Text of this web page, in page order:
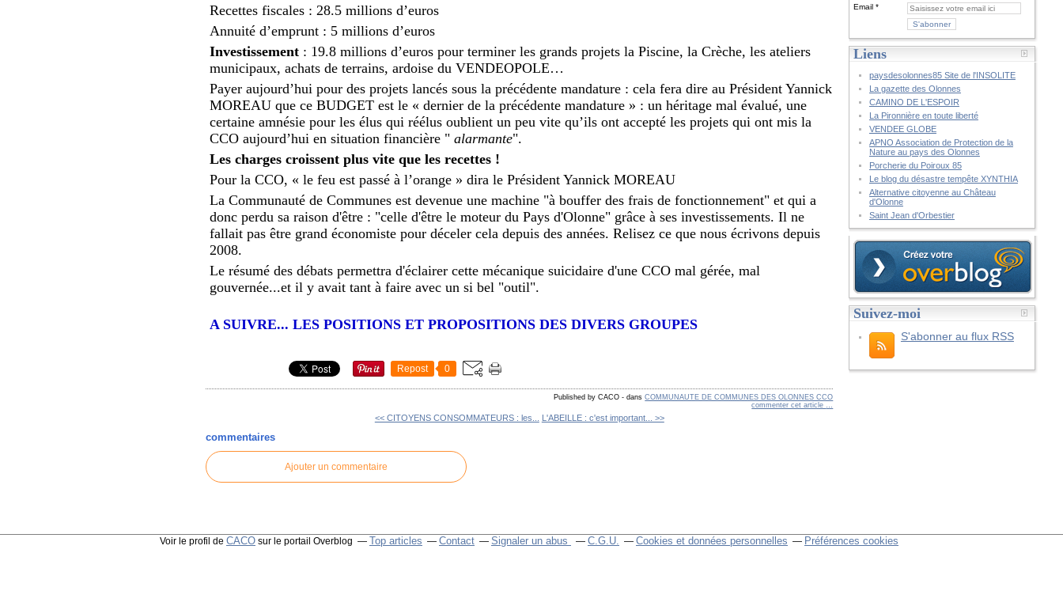
Recettes fiscales : 28.5 millions d’euros
Annuité d’emprunt : 5 millions d’euros
Investissement : 19.8 millions d’euros pour terminer les grands projets la Piscine, la Crèche, les ateliers
municipaux, achats de terrains, ardoise du VENDEOPOLE…
Payer aujourd’hui pour des projets lancés sous la précédente mandature : cela fera dire au Président Yannick
MOREAU que ce BUDGET est le « dernier de la précédente mandature » : un héritage mal évalué, une
certaine amnésie pour les élus qui réélus oublient un peu vite qu’ils ont accepté les projets qui ont mis la
CCO aujourd’hui en situation financière "alarmante".
Les charges croissent plus vite que les recettes !
Pour la CCO, « le feu est passé à l’orange » dira le Président Yannick MOREAU
La Communauté de Communes est devenue une machine "à bouffer des frais de fonctionnement" et qui a
donc perdu sa raison d'être : "celle d'être le moteur du Pays d'Olonne" grâce à ses investissements. Il ne
fallait pas être grand économiste pour déceler cela depuis des années. Relisez ce que nous écrivons depuis
2008.
Le résumé des débats permettra d'éclairer cette mécanique suicidaire d'une CCO mal gérée, mal
gouvernée...et il y avait tant à faire avec un si bel "outil".
A SUIVRE... LES POSITIONS ET PROPOSITIONS DES DIVERS GROUPES
Repost 0
Published by CACO - dansCOMMUNAUTE DE COMMUNES DES OLONNES CCO
commenter cet article
<< CITOYENS CONSOMMATEURS : les... L'ABEILLE : c'est important... >>
commentaires
Ajouter un commentaire
Email
Liens
paysdesolonnes85 Site de l'INSOLITE
La gazette des Olonnes
CAMINO DE L'ESPOIR
La Pironnière en toute liberté
VENDEE GLOBE
APNO Association de Protection de la
Nature au pays des Olonnes
Porcherie du Poiroux 85
Le blog du désastre tempête XYNTHIA
Alternative citoyenne au Château
d'Olonne
Saint Jean d'Orbestier
Suivez-moi
S'abonner au flux RSS
Voir le profil de CACO sur le portail Overblog Top articles Contact Signaler un abus C.G.U. Cookies et données personnelles Préférences cookies